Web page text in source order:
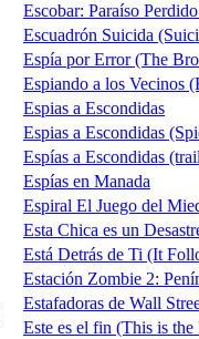
Escobar: Paraíso
Escuadrón Suicida
Espía por Error (The
Espiando a los Vecinos
Espias a Escondidas
Espias a Escondidas
Espías a Escondidas
Espías en Manada
Espiral El Juego del
Esta Chica es un
Está Detrás de Ti (It
Estación Zombie 2:
Estafadoras de Wall
Este es el fin (This is the